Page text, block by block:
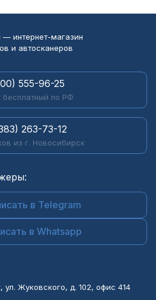
— интернет-магазин
и автосканеров
555-96-25
бесплатный по РФ
263-73-12
из г. Новосибирск
в Telegram
в Whatsapp
, ул. Жуковского, д. 102, офис 414